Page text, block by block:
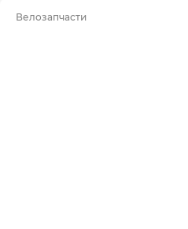
Велозапчасти